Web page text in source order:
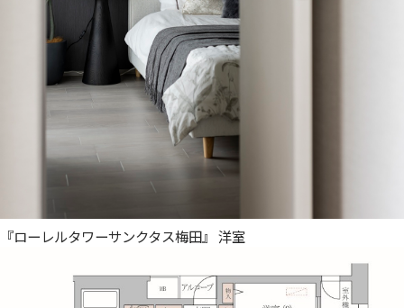
『ローレルタワーサンクタス梅田』 洋室